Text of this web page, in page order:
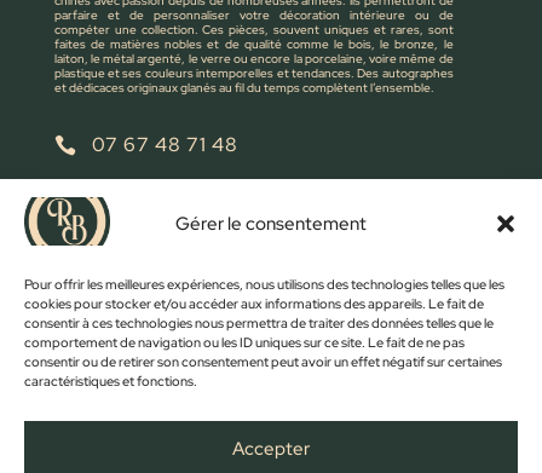
Gérer le consentement
Pour offrir les meilleures expériences, nous utilisons des technologies telles que les
cookies pour stocker et/ou accéder aux informations des appareils. Le fait de
consentir à ces technologies nous permettra de traiter des données telles que le
comportement de navigation ou les ID uniques sur ce site. Le fait de ne pas
consentir ou de retirer son consentement peut avoir un effet négatif sur certaines
caractéristiques et fonctions.
Accepter
parfaire et de personnaliser votre décoration intérieure ou de
compéter une collection. Ces pièces, souvent uniques et rares, sont
faites de matières nobles et de qualité comme le bois, le bronze, le
laiton, le métal argenté, le verre ou encore la porcelaine, voire même de
plastique et ses couleurs intemporelles et tendances. Des autographes
et dédicaces originaux glanés au fil du temps complètent l’ensemble.
 07 67 48 71 48
 retrobroc85@gmail.com